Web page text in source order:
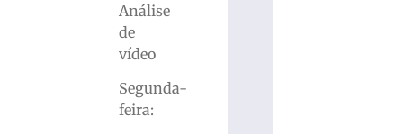
Análise
de
vídeo
Segunda-
feira: